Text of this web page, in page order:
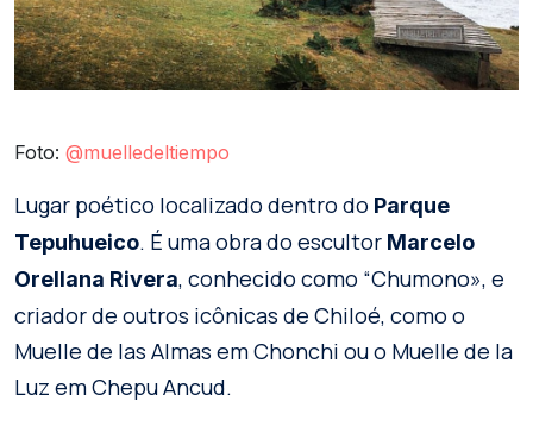
Foto: @muelledeltiempo
Lugar poético localizado dentro do Parque
Tepuhueico. É uma obra do escultor Marcelo
Orellana Rivera, conhecido como “Chumono», e
criador de outros icônicas de Chiloé, como o
Muelle de las Almas em Chonchi ou o Muelle de la
Luz em Chepu Ancud.